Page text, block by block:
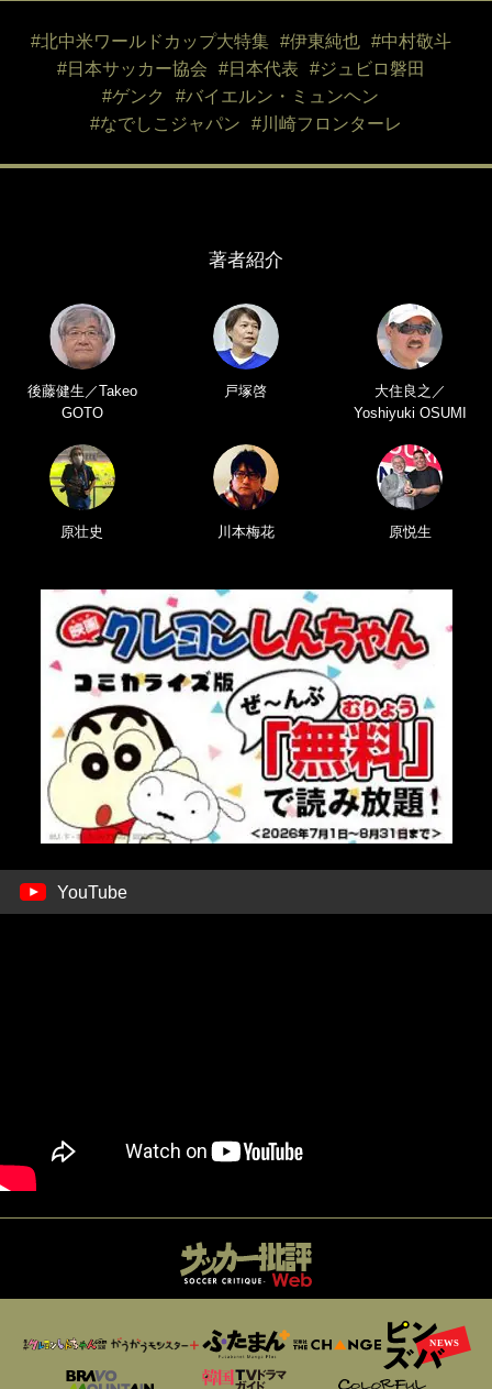
#北中米ワールドカップ大特集 #伊東純也
#中村敬斗
#日本サッカー協会
#日本代表
#ジュビロ磐田
#ゲンク
#バイエルン・ミュンヘン
#なでしこジャパン
#川崎フロンターレ
著者紹介
後藤健生／Takeo
GOTO
戸塚啓
大住良之／
Yoshiyuki OSUMI
原壮史 川本梅花 原悦生
YouTube